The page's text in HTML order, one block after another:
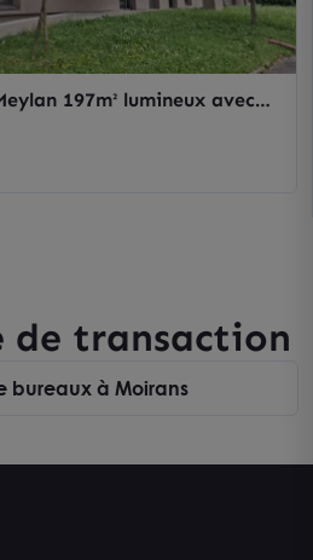
197m² lumineux avec
de transaction
bureaux à Moirans